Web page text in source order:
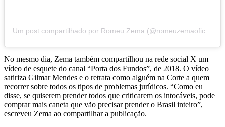
No mesmo dia, Zema também compartilhou na rede social X um
vídeo de esquete do canal “Porta dos Fundos”, de 2018. O vídeo
satiriza Gilmar Mendes e o retrata como alguém na Corte a quem
recorrer sobre todos os tipos de problemas jurídicos. “Como eu
disse, se quiserem prender todos que criticarem os intocáveis, pode
comprar mais caneta que vão precisar prender o Brasil inteiro”,
escreveu Zema ao compartilhar a publicação.